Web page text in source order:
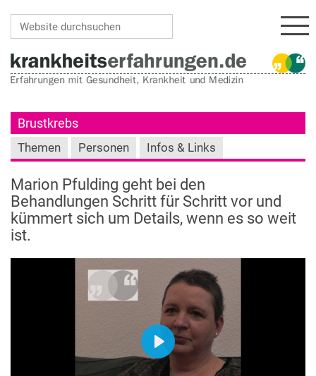
Brustkrebs
Themen Personen Infos & Links
Marion Pfulding geht bei den
Behandlungen Schritt für Schritt vor und
kümmert sich um Details, wenn es so weit
ist.